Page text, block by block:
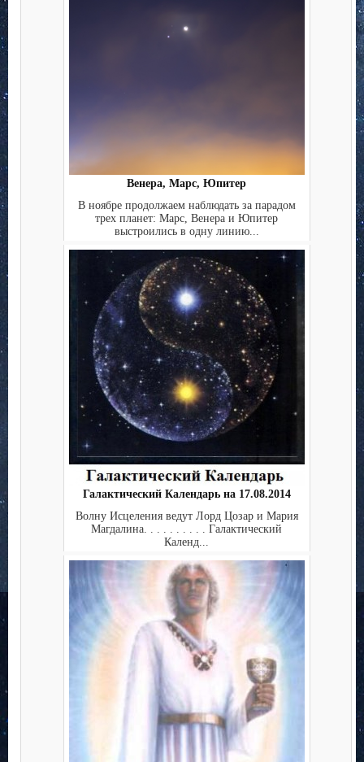
Венера, Марс, Юпитер
В ноябре продолжаем наблюдать за парадом
трех планет: Марс, Венера и Юпитер
выстроились в одну линию...
Галактический Календарь на 17.08.2014
Волну Исцеления ведут Лорд Цозар и Мария
Магдалина. . . . . . . . . . Галактический
Календ...